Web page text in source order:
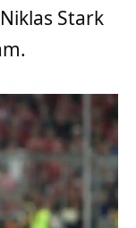
Stark